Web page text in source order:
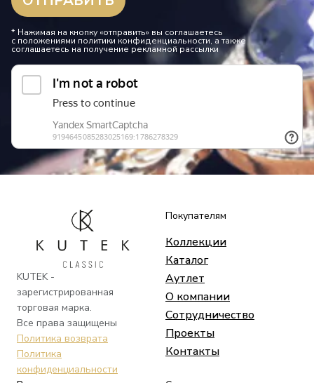
* Нажимая на кнопку «отправить» вы соглашаетесь
с положениями политики конфиденциальности, а также
соглашаетесь на получение рекламной рассылки
KUTEK -
зарегистрированная
торговая марка.
Все права защищены
Политика возврата
Политика
конфиденциальности
Покупателям
Коллекции
Каталог
Аутлет
О компании
Сотрудничество
Проекты
Контакты